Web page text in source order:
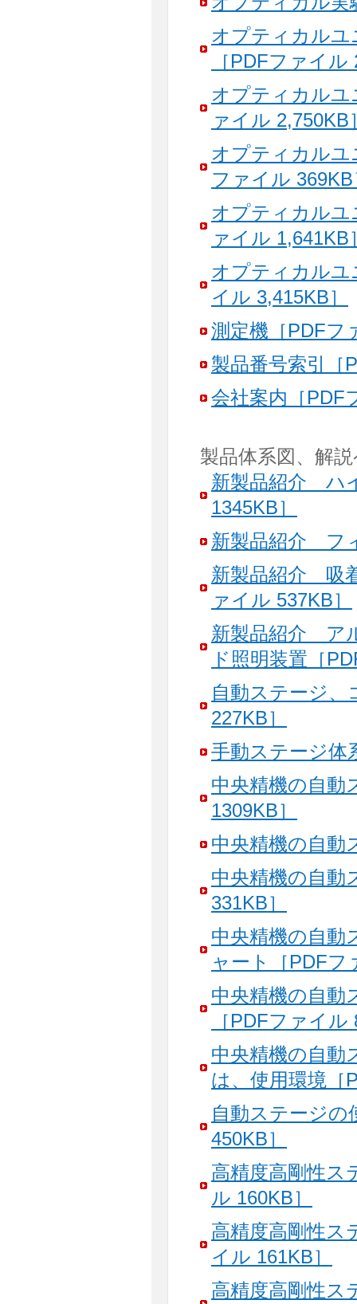
オプティカル
［PDFファイ
オプティカル
ァイル 2,750KB
オプティカル
ファイル 369KB
オプティカル
ァイル 1,641KB
オプティカル
イル 3,415KB］
測定機［PDFフ
製品番号索引［
会社案内［PDF
製品体系図、解
新製品紹介 ハ
1345KB］
新製品紹介 フ
新製品紹介 吸
ァイル 537KB］
新製品紹介 ア
ド照明装置［
自動ステージ、
227KB］
手動ステージ体
中央精機の自
1309KB］
中央精機の自
中央精機の自
331KB］
中央精機の自
ャート［PDFフ
中央精機の自
［PDFファイル
中央精機の自
は、使用環境［
自動ステージの
450KB］
高精度高剛性
ル 160KB］
高精度高剛性
イル 161KB］
高精度高剛性